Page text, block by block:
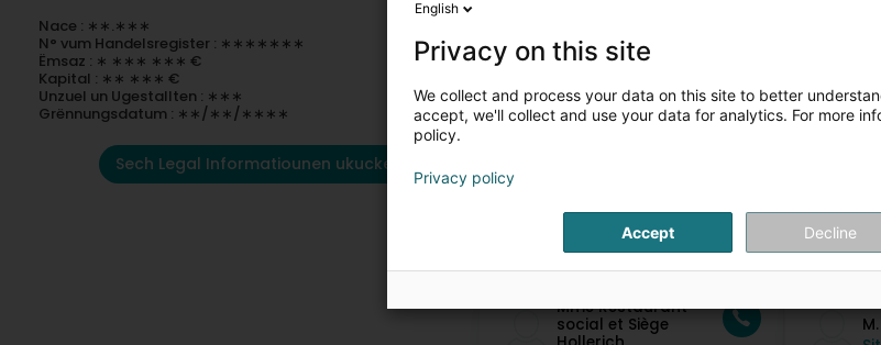
Nace : ∗∗.∗∗∗
N° vum Handelsregister : ∗∗∗∗∗∗∗
Ëmsaz : ∗ ∗∗∗ ∗∗∗ €
Kapital : ∗∗ ∗∗∗ €
Unzuel un Ugestallten : ∗∗∗
Grënnungsdatum : ∗∗/∗∗/∗∗∗∗
Sech Legal Informatiounen ukucken
Kontakt Persounen
Mme Restaurant
social et Siège
English
Privacy on this site
We collect and process your data on this site to better
accept, we'll collect and use your data for analytics. For more
policy.
Privacy policy
Accept Decline